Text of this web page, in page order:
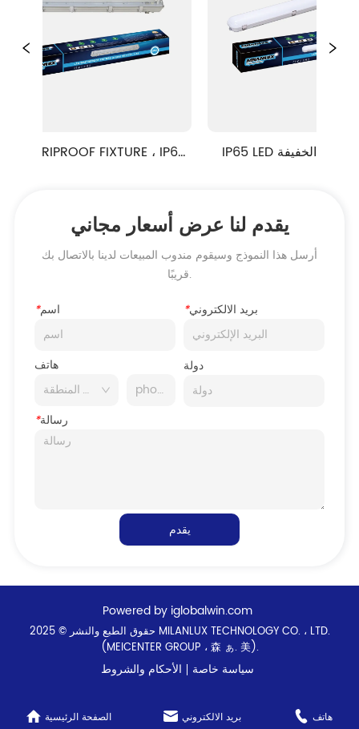
IP65 LED للماء الخفيفة ML9-2
يقدم لنا عرض أسعار مجاني
أرسل هذا النموذج وسيقوم مندوب المبيعات لدينا بالاتصال بك
قريبًا.
*اسم *بريد الالكتروني
هاتف دولة
*رسالة
يقدم
الصفحة الرئيسية بريد الالكتروني هاتف
Powered by iglobalwin.com
حقوق الطبع والنشر © 2025 MILANLUX TECHNOLOGY CO. ، LTD.
(MEICENTER GROUP ، 森 ぁ. 美).
سياسة خاصة الأحكام والشروط